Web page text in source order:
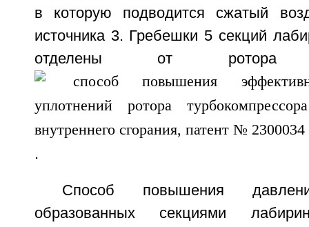
в которую подводится сжатый
источника 3. Гребешки 5 секций
отделены от
.
Способ повышения
образованных секциями